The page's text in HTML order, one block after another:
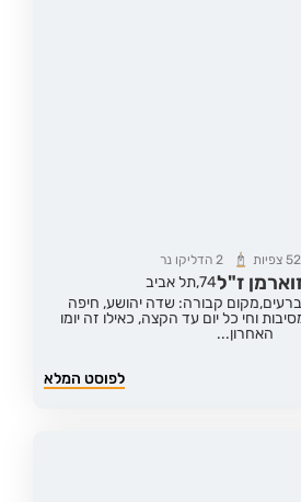
52צפיות 2 הדליקו נר
ז"ל74,תל אביב
מקום קבורה: שדה יהושע, חיפה
וחי כל יום עד הקצה, כאילו זה יומו
האחרון...
לפוסט המלא